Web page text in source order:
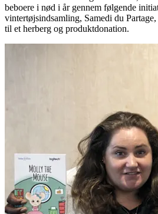
beboere i nød i år gennem følgende
vintertøjsindsamling, Samedi du
til et herberg og produktdonation.